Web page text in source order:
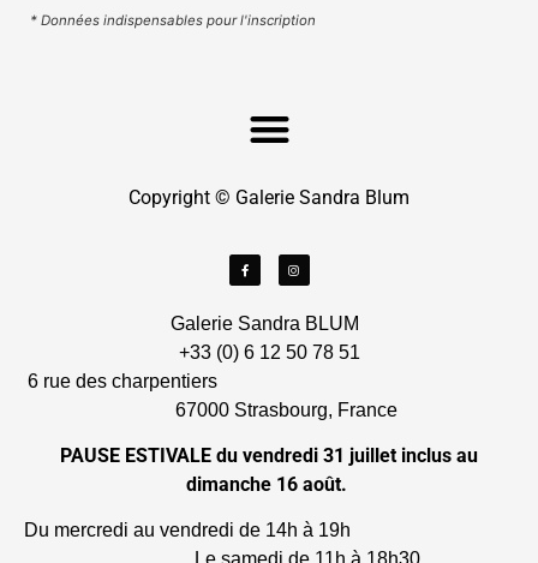
Galerie Sandra BLUM
+33 (0) 6 12 50 78 51
6 rue des charpentiers
67000 Strasbourg, France
PAUSE ESTIVALE du vendredi 31 juillet inclus au
dimanche 16 août.
Du mercredi au vendredi de 14h à 19h
* Données indispensables pour l'inscription
Copyright © Galerie Sandra Blum